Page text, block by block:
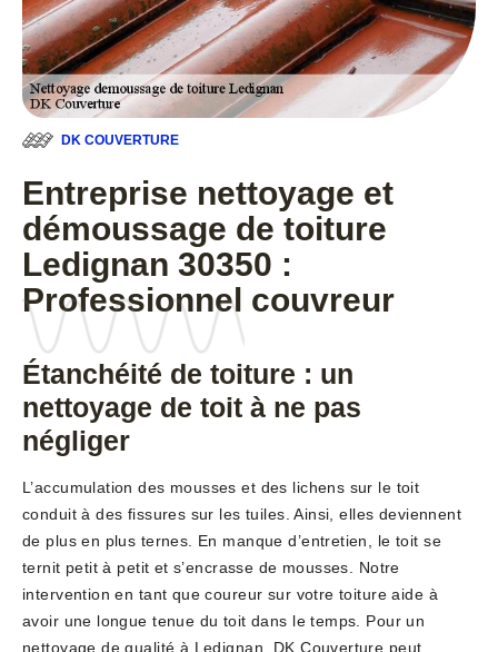
DK COUVERTURE
Entreprise nettoyage et
démoussage de toiture
Ledignan 30350 :
Professionnel couvreur
Étanchéité de toiture : un
nettoyage de toit à ne pas
négliger
L’accumulation des mousses et des lichens sur le toit
conduit à des fissures sur les tuiles. Ainsi, elles deviennent
de plus en plus ternes. En manque d’entretien, le toit se
ternit petit à petit et s’encrasse de mousses. Notre
intervention en tant que coureur sur votre toiture aide à
avoir une longue tenue du toit dans le temps. Pour un
nettoyage de qualité à Ledignan, DK Couverture peut